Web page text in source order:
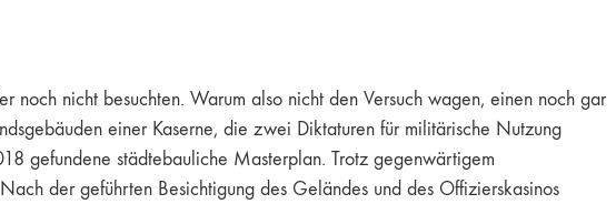
nicht besuchten. Warum also nicht den Versuch wagen, einen noch gar
einer Kaserne, die zwei Diktaturen für militärische Nutzung
gefundene städtebauliche Masterplan. Trotz gegenwärtigem
der geführten Besichtigung des Geländes und des Offizierskasinos